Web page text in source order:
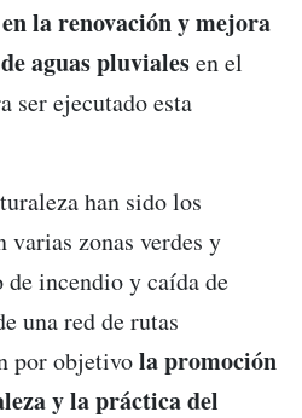
la renovación y mejora
aguas pluvialesen el
ser ejecutado esta
han sido los
zonas verdes y
de incendio y caída de
una red de rutas
por objetivola promoción
y la práctica del